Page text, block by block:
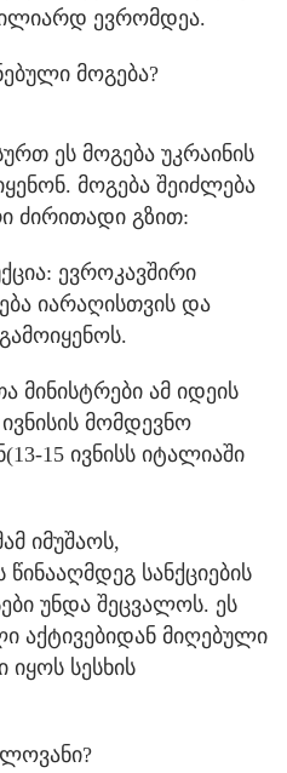
ევრომდეა.
მოგება?
ეს მოგება უკრაინის
მოგება შეიძლება
ძირითადი გზით:
ევროკავშირი
იარაღისთვის და
მინისტრები ამ იდეის
მომდევნო
15 ივნისს იტალიაში
იმუშაოს,
სანქციების
უნდა შეცვალოს. ეს
აქტივებიდან მიღებული
იყოს სესხის